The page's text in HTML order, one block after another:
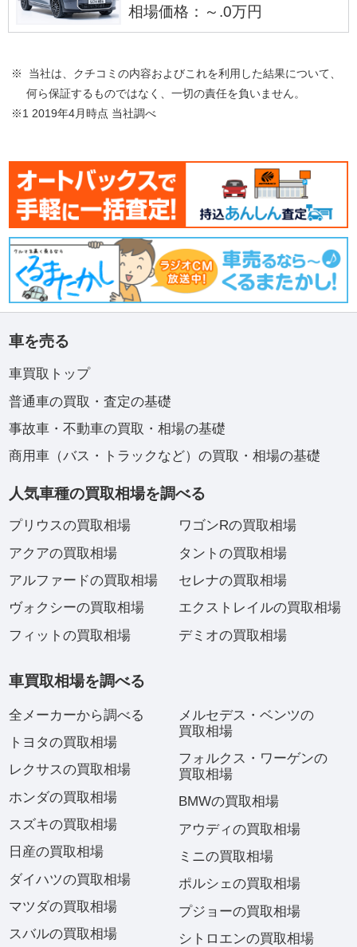
相場価格：～.0万円
※ 当社は、クチコミの内容およびこれを利用した結果について、
何ら保証するものではなく、一切の責任を負いません。
※1 2019年4月時点 当社調べ
車を売る
車買取トップ
普通車の買取・査定の基礎
事故車・不動車の買取・相場の基礎
商用車（バス・トラックなど）の買取・相場の基礎
人気車種の買取相場を調べる
プリウスの買取相場
アクアの買取相場
アルファードの買取相場
ヴォクシーの買取相場
フィットの買取相場
ワゴンRの買取相場
タントの買取相場
セレナの買取相場
エクストレイルの買取相場
デミオの買取相場
車買取相場を調べる
全メーカーから調べる
トヨタの買取相場
レクサスの買取相場
ホンダの買取相場
スズキの買取相場
日産の買取相場
ダイハツの買取相場
マツダの買取相場
スバルの買取相場
メルセデス・ベンツの
買取相場
フォルクス・ワーゲンの
買取相場
BMWの買取相場
アウディの買取相場
ミニの買取相場
ポルシェの買取相場
プジョーの買取相場
シトロエンの買取相場